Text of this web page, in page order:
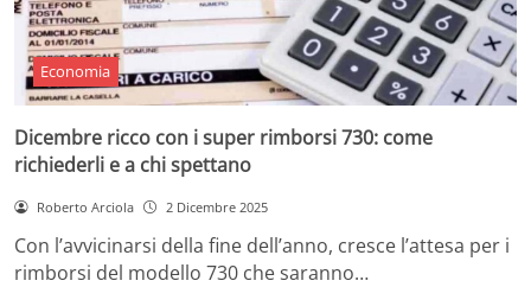
Economia
Dicembre ricco con i super rimborsi 730: come
richiederli e a chi spettano
Roberto Arciola 2 Dicembre 2025
Con l’avvicinarsi della fine dell’anno, cresce l’attesa per i
rimborsi del modello 730 che saranno…